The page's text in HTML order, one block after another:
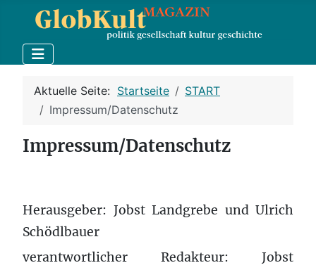
Aktuelle Seite: Startseite
START
Impressum/Datenschutz
Impressum/Datenschutz
Herausgeber: Jobst Landgrebe und Ulrich
Schödlbauer
verantwortlicher Redakteur: Jobst